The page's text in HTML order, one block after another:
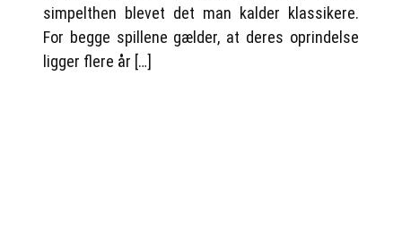
simpelthen blevet det man kalder klassikere.
For begge spillene gælder, at deres oprindelse
ligger flere år […]